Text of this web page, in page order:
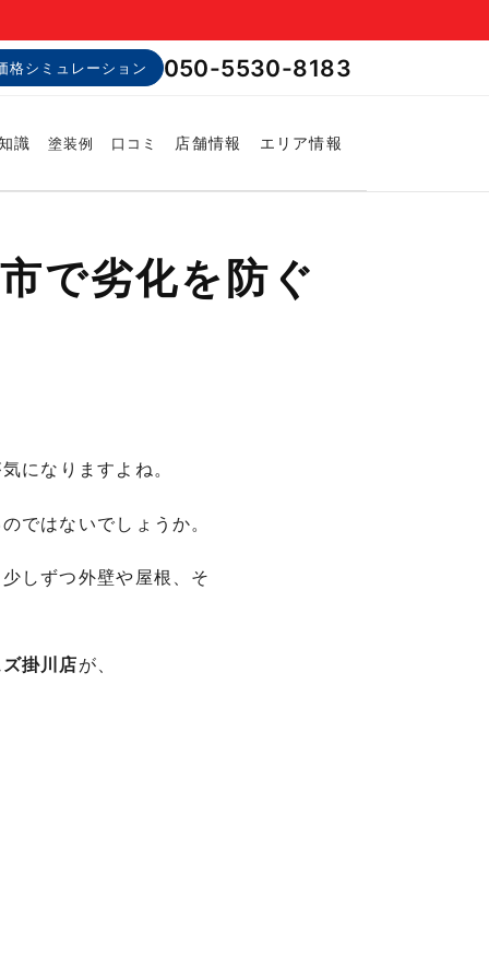
格シミュレーション 050-5530-8183
識 塗装例 口コミ 店舗情報 エリア情報
で劣化を防ぐ
になりますよね。
ではないでしょうか。
しずつ外壁や屋根、そ
掛川店が、